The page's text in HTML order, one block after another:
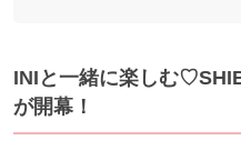
INIと一緒に楽しむ
が開幕！